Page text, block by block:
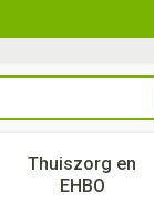
categorie
voor Natuur
Thuiszorg en
EHBO
Toon